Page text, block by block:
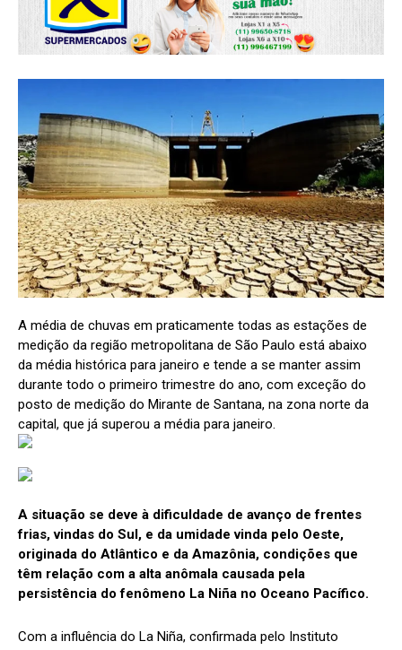
A média de chuvas em praticamente todas as estações de
medição da região metropolitana de São Paulo está abaixo
da média histórica para janeiro e tende a se manter assim
durante todo o primeiro trimestre do ano, com exceção do
posto de medição do Mirante de Santana, na zona norte da
capital, que já superou a média para janeiro.
A situação se deve à dificuldade de avanço de frentes
frias, vindas do Sul, e da umidade vinda pelo Oeste,
originada do Atlântico e da Amazônia, condições que
têm relação com a alta anômala causada pela
persistência do fenômeno La Niña no Oceano Pacífico.
Com a influência do La Niña, confirmada pelo Instituto